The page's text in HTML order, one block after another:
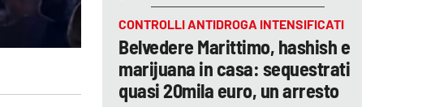
CONTROLLI ANTIDROGA INTENSIFICATI
Belvedere Marittimo, hashish e
marijuana in casa: sequestrati
quasi 20mila euro, un arresto